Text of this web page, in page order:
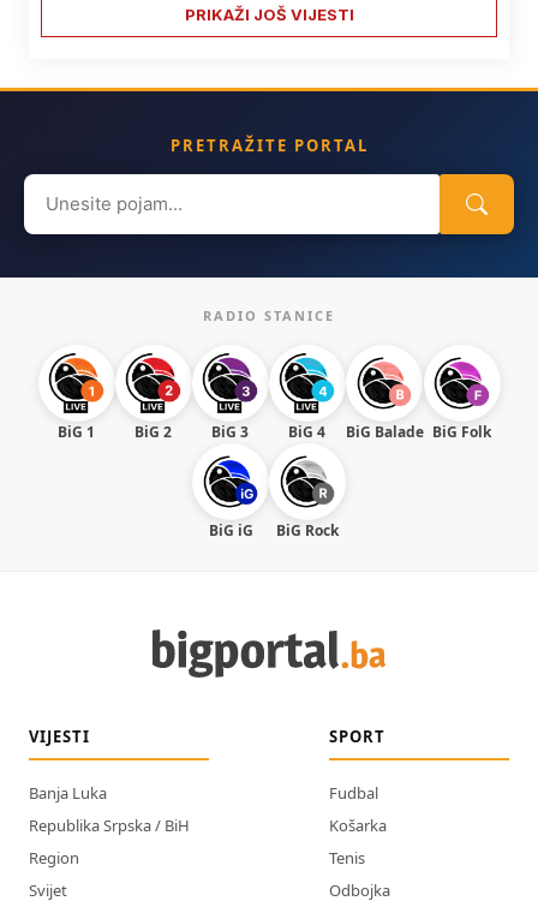
PRIKAŽI JOŠ VIJESTI
PRETRAŽITE PORTAL
Search
for:
RADIO STANICE
BiG 1 BiG 2 BiG 3 BiG 4 BiG Balade BiG Folk
BiG iG BiG Rock
VIJESTI
Banja Luka
Republika Srpska / BiH
Region
Svijet
SPORT
Fudbal
Košarka
Tenis
Odbojka